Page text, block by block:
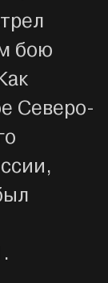
бою
Северо-